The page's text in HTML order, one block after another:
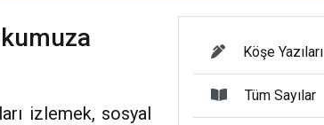
izlemek, sosyal
Köşe Yazıları
Tüm Sayılar